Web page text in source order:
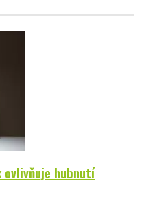
ovlivňuje hubnutí